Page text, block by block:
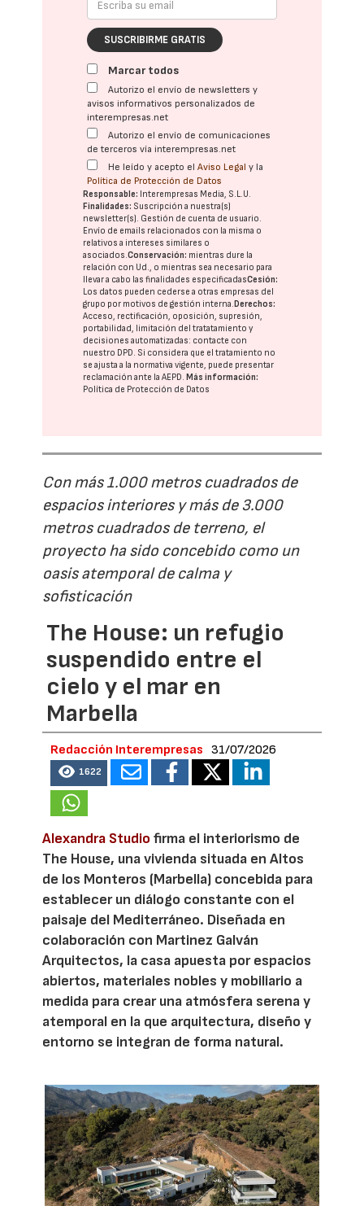
SUSCRIBIRME GRATIS
Marcar todos
Autorizo el envío de newsletters y
avisos informativos personalizados de
interempresas.net
Autorizo el envío de comunicaciones
de terceros vía interempresas.net
He leído y acepto elAviso Legal y la
Política de Protección de Datos
Responsable: Interempresas Media, S.L.U.
Finalidades: Suscripción a nuestra(s)
newsletter(s). Gestión de cuenta de usuario.
Envío de emails relacionados con la misma o
relativos a intereses similares o
asociados.Conservación: mientras dure la
relación con Ud., o mientras sea necesario para
llevar a cabo las finalidades especificadasCesión:
Los datos pueden cederse a otras empresas del
grupo por motivos de gestión interna.Derechos:
Acceso, rectificación, oposición, supresión,
portabilidad, limitación del tratatamiento y
decisiones automatizadas: contacte con
nuestro DPD . Si considera que el tratamiento no
se ajusta a la normativa vigente, puede presentar
reclamación ante laAEPD .Más información:
Política de Protección de Datos
Con más 1.000 metros cuadrados de
espacios interiores y más de 3.000
metros cuadrados de terreno, el
proyecto ha sido concebido como un
oasis atemporal de calma y
sofisticación
The House: un refugio
suspendido entre el
cielo y el mar en
Marbella
Redacción Interempresas 31/07/2026
1622
Alexandra Studio firma el interiorismo de
The House, una vivienda situada en Altos
de los Monteros (Marbella) concebida para
establecer un diálogo constante con el
paisaje del Mediterráneo. Diseñada en
colaboración con Martinez Galván
Arquitectos, la casa apuesta por espacios
abiertos, materiales nobles y mobiliario a
medida para crear una atmósfera serena y
atemporal en la que arquitectura, diseño y
entorno se integran de forma natural.